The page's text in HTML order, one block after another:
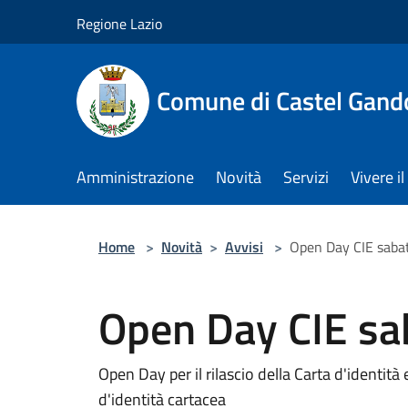
Regione Lazio
Comune di Castel
Amministrazione Novità Servizi Vivere
Home > Novità > Avvisi > Open Day CIE
Open Day CIE
Open Day per il rilascio della Carta
d'identità cartacea